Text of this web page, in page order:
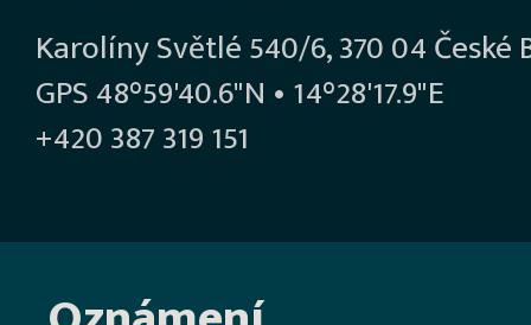
Karolíny Světlé 540/6, 370 04 České
GPS 48°59'40.6"N • 14°28'17.9"E
+420 387 319 151